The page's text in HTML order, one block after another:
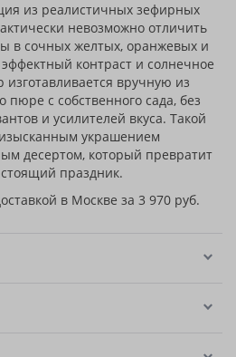
из реалистичных зефирных
невозможно отличить
в сочных желтых, оранжевых и
контраст и солнечное
вручную из
пюре с собственного сада, без
и усилителей вкуса. Такой
изысканным украшением
десертом, который превратит
праздник.
в Москве за 3 970 руб.